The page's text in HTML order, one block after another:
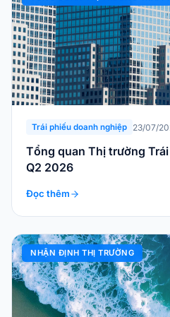
Trái phiếu doanh nghiệp 23/07/
Tổng quan Thị trường
Q2 2026
Đọc thêm
NHẬN ĐỊNH THỊ TRƯỜNG